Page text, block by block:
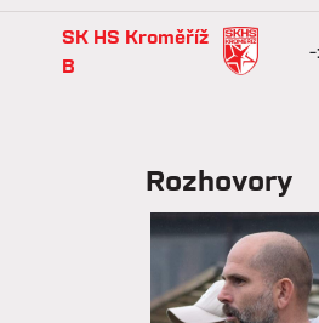
SK HS Kroměříž
B
Rozhovory